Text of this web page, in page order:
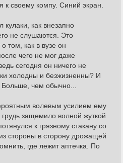
своему компу. Синий экран.
как внезапно
не слушаются. Это
том, как в вузе он
чего не мог даже
сегодня он ничего не
холодны и безжизненны? И
чем обычно...
волевым усилием ему
защемило волной жуткой
к грязному стакану со
стороны в сторону дрожащей
где лежит аптечка. По